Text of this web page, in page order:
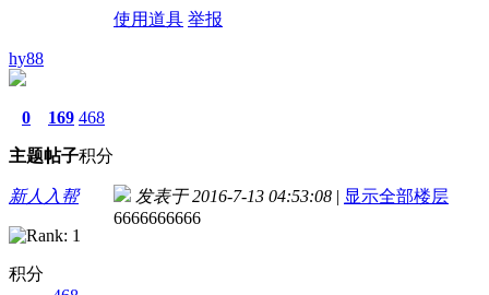
使用道具 举报
hy88
0
主题
169
帖子
468
积分
新人入帮
积分
发表于 2016-7-13 04:53:08 | 显示全部楼层
6666666666